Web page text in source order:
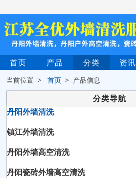
首页 产品 分类 资讯
当前位置 >首页 > 产品信息
分类导航
丹阳外墙清洗
镇江外墙清洗
丹阳外墙高空清洗
丹阳瓷砖外墙高空清洗